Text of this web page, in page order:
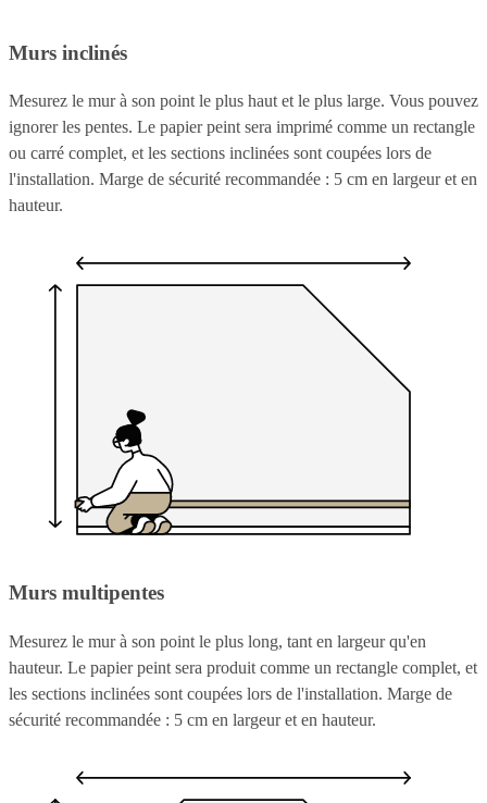
Murs inclinés
Mesurez le mur à son point le plus haut et le plus large. Vous pouvez
ignorer les pentes. Le papier peint sera imprimé comme un rectangle
ou carré complet, et les sections inclinées sont coupées lors de
l'installation. Marge de sécurité recommandée : 5 cm en largeur et en
hauteur.
Murs multipentes
Mesurez le mur à son point le plus long, tant en largeur qu'en
hauteur. Le papier peint sera produit comme un rectangle complet, et
les sections inclinées sont coupées lors de l'installation. Marge de
sécurité recommandée : 5 cm en largeur et en hauteur.